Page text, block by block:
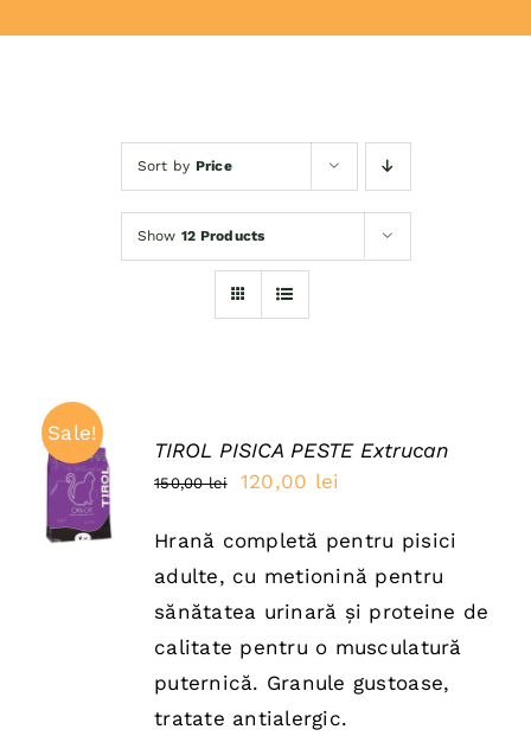
Donează
Sort by Price
Show 12 Products
Sale!
ADAUGĂ
ÎN COȘ
/
DETAILS
TIROL PISICA PESTE Extrucan
150,00lei
Prețul
a
fost:
150,00 lei.
120,00 lei
este:
120,00 lei.
Hrană completă pentru pisici
adulte, cu metionină pentru
sănătatea urinară și proteine de
calitate pentru o musculatură
puternică. Granule gustoase,
tratate antialergic.